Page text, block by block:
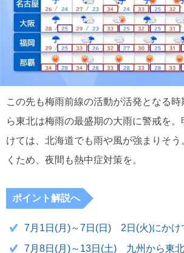
この先も梅雨前線の活動が活発となる
ら東北は梅雨の最盛期の大雨に警戒を
けては、北海道でも雨や風が強まりそ
くため、夜間も熱中症対策を。
ポイント解説へ
7月1日(月)～7日(日) 2日(火)にかけ
7月8日(月)～13日(土) 九州から東